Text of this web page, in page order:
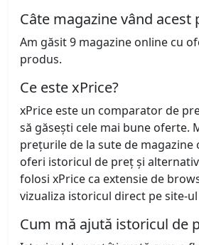
Câte magazine vând acest
Am găsit 9 magazine online cu
produs.
Ce este xPrice?
xPrice este un comparator de
să găsești cele mai bune oferte.
prețurile de la sute de
oferi istoricul de preț și
folosi xPrice ca extensie de
vizualiza istoricul direct pe site-
Cum mă ajută istoricul de